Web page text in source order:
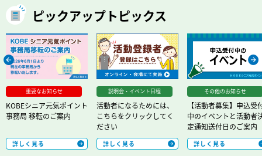
（外部リンク）
ピックアップトピックス
Prev
重要なお知らせ
KOBEシニア元気ポイント
事務局 移転のご案内
詳しく見る
説明会・イベント日程
活動者になるためには、
こちらをクリックしてく
ださい
詳しく見る
その他のお知らせ
【活動者募集】申込受
中のイベントと活動者
定通知送付日のご案内
詳しく見る
Next